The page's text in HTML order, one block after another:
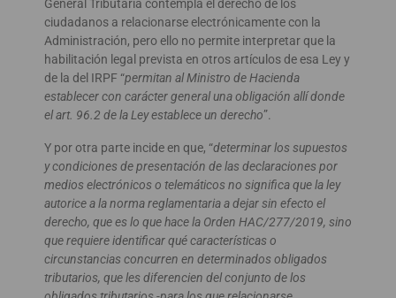
General Tributaria contempla el derecho de los
ciudadanos a relacionarse electrónicamente con la
Administración, pero ello no permite interpretar que la
habilitación legal prevista en otros artículos de esa Ley y
de la del IRPF “permitan al Ministro de Hacienda
establecer con carácter general una obligación allí donde
el art. 96.2 de la Ley establece un derecho”.
Y por otra parte incide en que, “determinar los supuestos
y condiciones de presentación de las declaraciones por
medios electrónicos o telemáticos no significa que la ley
autorice a la norma reglamentaria a dejar sin efecto el
derecho, que es lo que hace la Orden HAC/277/2019, sino
que requiere identificar qué características o
circunstancias concurren en determinados obligados
tributarios, que les diferencien del conjunto de los